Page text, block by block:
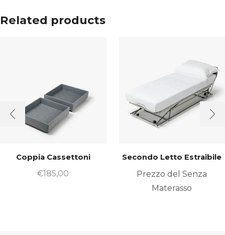
Related products
Coppia Cassettoni
€185,00
Secondo Letto Estraibile
Prezzo del Senza
Materasso